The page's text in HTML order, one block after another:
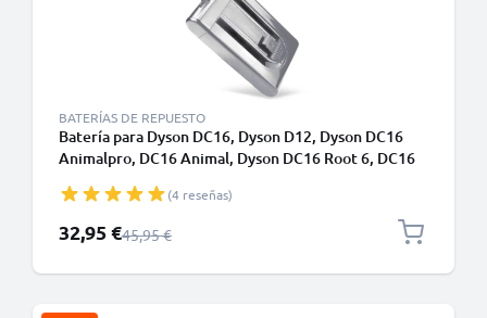
BATERÍAS DE REPUESTO
Batería para Dyson DC16, Dyson D12, Dyson DC16
Animalpro, DC16 Animal, Dyson DC16 Root 6, DC16
CELLONIC
(4 reseñas)
Precio especial
32,95 €Precio normal
45,95 €